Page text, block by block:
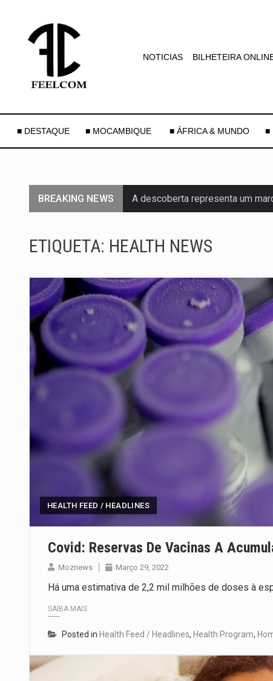
NOTICIAS BILHETEIRA
■ DESTAQUE ■ MOCAMBIQUE ■ ÁFRICA & MUNDO ■
BREAKING NEWS A descoberta representa um
De acordo com as autoridades
Um dos casos mais graves
A cidade de Bunia, capital da
O pagamento marca o desfecho
O programa, cuja
A nova legislação estabelece
O Departamento de Estado
A final coloca frente a frente
ETIQUETA: HEALTH NEWS
HEALTH FEED / HEADLINES
Covid: Reservas De Vacinas A
Moznews Março 29, 2022
Há uma estimativa de 2,2 mil milhões de doses à
SAIBA MAIS
Posted in Health Feed / Headlines, Health Program,